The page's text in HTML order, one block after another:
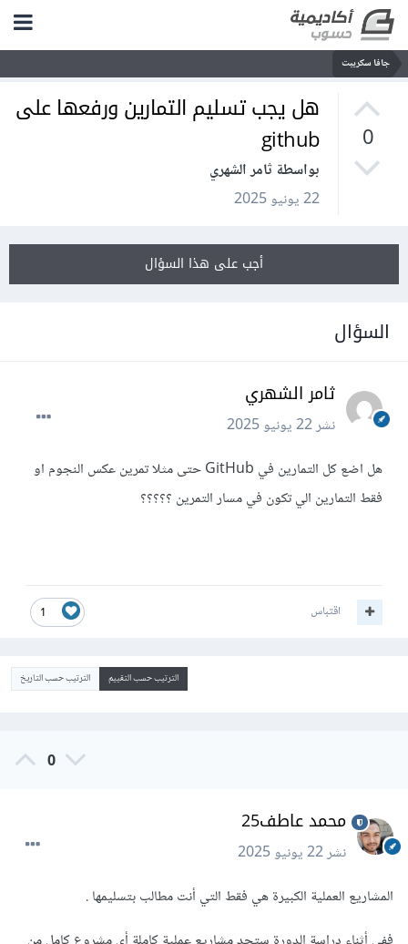
جافا سكريبت
0
هل يجب تسليم التمارين ورفعها على
github
بواسطة ثامر الشهري
22 يونيو 2025
أجب على هذا السؤال
السؤال
ثامر الشهري
نشر22 يونيو 2025
هل اضع كل التمارين في GitHub حتى مثلا تمرين عكس النجوم او
فقط التمارين الي تكون في مسار التمرين ؟؟؟؟؟
1 اقتباس
الترتيب حسب التقييم الترتيب حسب التاريخ
0
محمد عاطف25
نشر22 يونيو 2025
المشاريع العملية الكبيرة هي فقط التي أنت مطالب بتسليمها .